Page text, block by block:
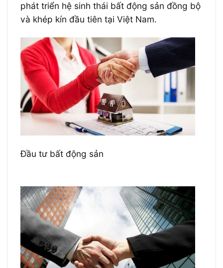
phát triển hệ sinh thái bất động sản đồng bộ
và khép kín đầu tiên tại Việt Nam.
Đầu tư bất động sản